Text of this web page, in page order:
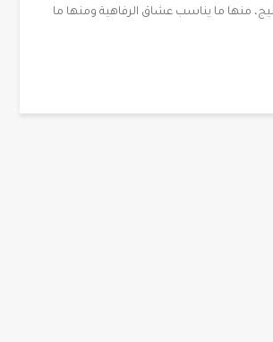
منها ما يناسب عشاق الرفاهية ومنها ما